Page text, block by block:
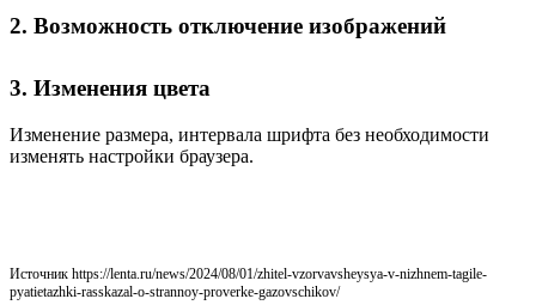
2. Возможность отключение изображений
3. Изменения цвета
Изменение размера, интервала шрифта без необходимости
изменять настройки браузера.
Источник https://lenta.ru/news/2024/08/01/zhitel-vzorvavsheysya-v-nizhnem-tagile-
pyatietazhki-rasskazal-o-strannoy-proverke-gazovschikov/